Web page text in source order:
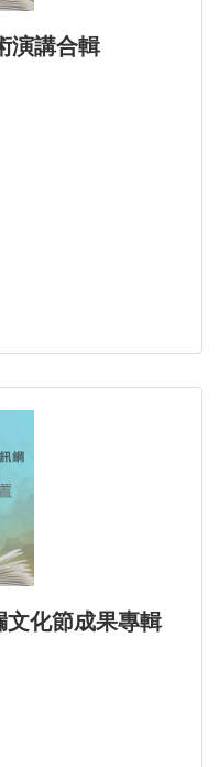
演講合輯
文化節成果專輯